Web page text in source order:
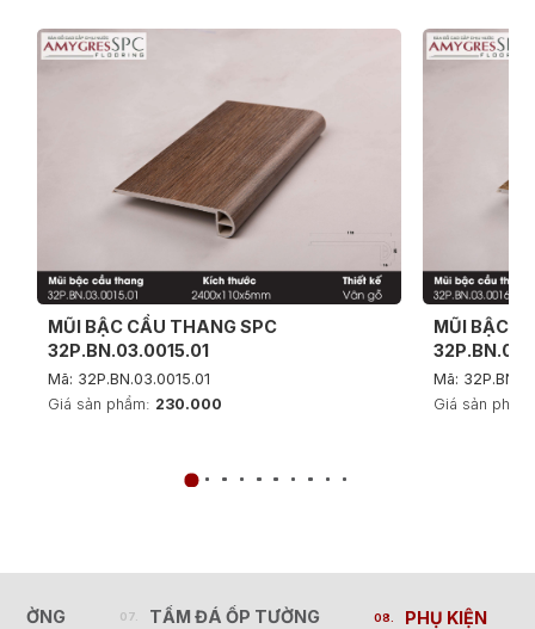
MŨI BẬC CẦU THANG SPC
32P.BN.03.0015.01
Mã: 32P.BN.03.0015.01
Giá sản phẩm: 230.000
MŨI BẬC
Mã:
Giá sản
TẤM ĐÁ ỐP TƯỜNG PHỤ KIỆN